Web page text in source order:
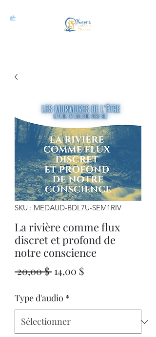
SKU : MEDAUD-BDL7U-SEM1RIV
La rivière comme flux
discret et profond de
notre conscience
20,00 $ Prix
14,00 $Prix
Type d'audio *